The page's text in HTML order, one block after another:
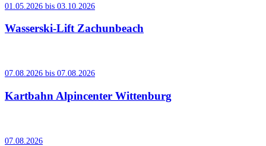
01.05.2026 bis 03.10.2026
Wasserski-Lift Zachunbeach
07.08.2026 bis 07.08.2026
Kartbahn Alpincenter Wittenburg
07.08.2026